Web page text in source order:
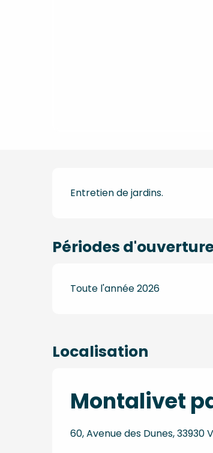
Description
Entretien de jardins.
Périodes
Toute l'année 2026
Localisation
Montalivet
60, Avenue des Dunes,